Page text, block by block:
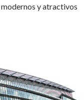
modernos y atractivos